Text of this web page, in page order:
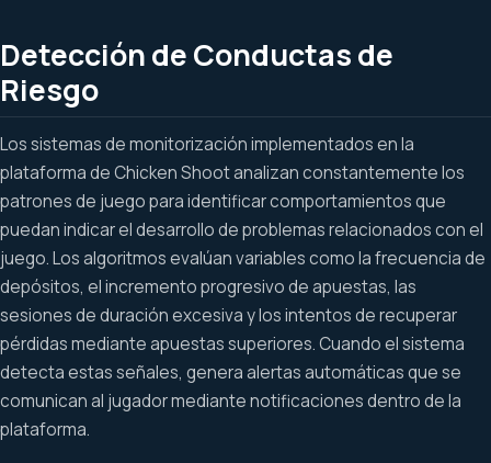
Detección de Conductas de
Riesgo
Los sistemas de monitorización implementados en la
plataforma de Chicken Shoot analizan constantemente los
patrones de juego para identificar comportamientos que
puedan indicar el desarrollo de problemas relacionados con el
juego. Los algoritmos evalúan variables como la frecuencia de
depósitos, el incremento progresivo de apuestas, las
sesiones de duración excesiva y los intentos de recuperar
pérdidas mediante apuestas superiores. Cuando el sistema
detecta estas señales, genera alertas automáticas que se
comunican al jugador mediante notificaciones dentro de la
plataforma.